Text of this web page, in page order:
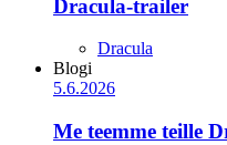
Dracula-trailer
Dracula
Blogi
5.6.2026
Me teemme teille